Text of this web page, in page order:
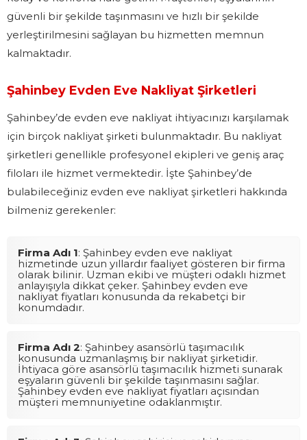
güvenli bir şekilde taşınmasını ve hızlı bir şekilde
yerleştirilmesini sağlayan bu hizmetten memnun
kalmaktadır.
Şahinbey Evden Eve Nakliyat Şirketleri
Şahinbey’de evden eve nakliyat ihtiyacınızı karşılamak
için birçok nakliyat şirketi bulunmaktadır. Bu nakliyat
şirketleri genellikle profesyonel ekipleri ve geniş araç
filoları ile hizmet vermektedir. İşte Şahinbey’de
bulabileceğiniz evden eve nakliyat şirketleri hakkında
bilmeniz gerekenler:
Firma Adı 1: Şahinbey evden eve nakliyat
hizmetinde uzun yıllardır faaliyet gösteren bir firma
olarak bilinir. Uzman ekibi ve müşteri odaklı hizmet
anlayışıyla dikkat çeker. Şahinbey evden eve
nakliyat fiyatları konusunda da rekabetçi bir
konumdadır.
Firma Adı 2: Şahinbey asansörlü taşımacılık
konusunda uzmanlaşmış bir nakliyat şirketidir.
İhtiyaca göre asansörlü taşımacılık hizmeti sunarak
eşyaların güvenli bir şekilde taşınmasını sağlar.
Şahinbey evden eve nakliyat fiyatları açısından
müşteri memnuniyetine odaklanmıştır.